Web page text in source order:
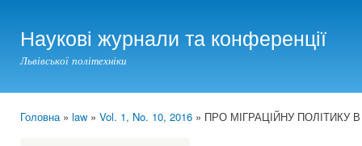
Наукові журнали та конференції
Львівської політехніки
Головна» law » Vol. 1, No. 10, 2016 » ПРО МІГРАЦІЙНУ ПОЛІТИКУ В